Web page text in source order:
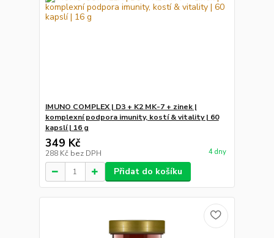
IMUNO COMPLEX | D3 + K2 MK-7 + zinek |
komplexní podpora imunity, kostí & vitality | 60
kapslí | 16 g
349 Kč
288 Kč bez DPH 4 dny
Přidat do košíku